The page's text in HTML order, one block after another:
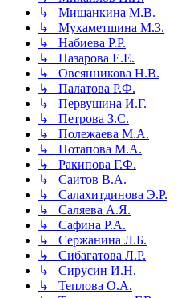
↳ Мишанкина М.В.
↳ Мухаметшина М.З.
↳ Набиева Р.Р.
↳ Назарова Е.Е.
↳ Овсянникова Н.В.
↳ Палатова Р.Ф.
↳ Первушина И.Г.
↳ Петрова З.С.
↳ Полежаева М.А.
↳ Потапова М.А.
↳ Ракипова Г.Ф.
↳ Саитов В.А.
↳ Салахитдинова Э.Р.
↳ Саляева А.Я.
↳ Сафина Р.А.
↳ Сержанина Л.Б.
↳ Сибагатова Л.Р.
↳ Сирусин И.Н.
↳ Теплова О.А.